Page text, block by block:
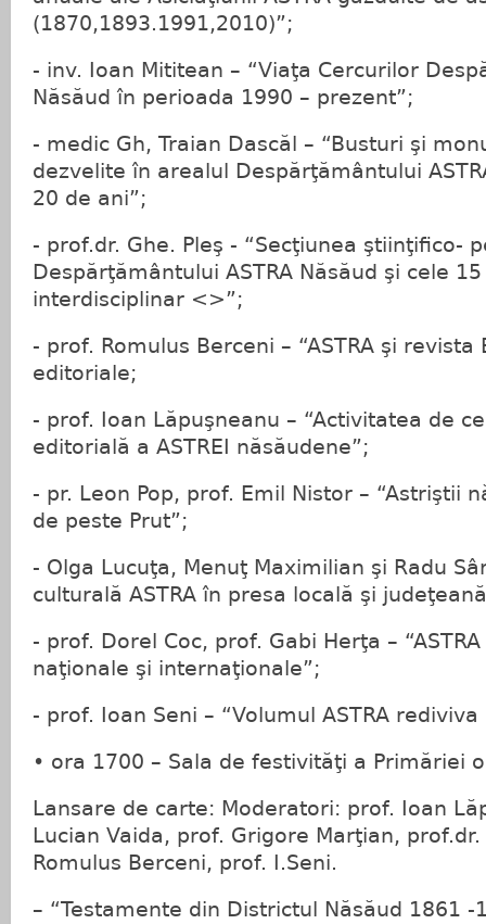
(1870,1893.1991,2010)”;
- inv. Ioan Mititean – “Viaţa Cercurilor
Năsăud în perioada 1990 – prezent”;
- medic Gh, Traian Dascăl – “Busturi şi
dezvelite în arealul Despărţământului
20 de ani”;
- prof.dr. Ghe. Pleş - “Secţiunea ştiinţifico-
Despărţământului ASTRA Năsăud şi cele
interdisciplinar <>”;
- prof. Romulus Berceni – “ASTRA şi
editoriale;
- prof. Ioan Lăpuşneanu – “Activitatea de
editorială a ASTREI năsăudene”;
- pr. Leon Pop, prof. Emil Nistor – “Astriştii
de peste Prut”;
- Olga Lucuţa, Menuţ Maximilian şi Radu
culturală ASTRA în presa locală şi
- prof. Dorel Coc, prof. Gabi Herţa –
naţionale şi internaţionale”;
- prof. Ioan Seni – “Volumul ASTRA
• ora 1700 – Sala de festivităţi a Primăriei
Lansare de carte: Moderatori: prof. Ioan
Lucian Vaida, prof. Grigore Marţian,
Romulus Berceni, prof. I.Seni.
– “Testamente din Districtul Năsăud 1861 -